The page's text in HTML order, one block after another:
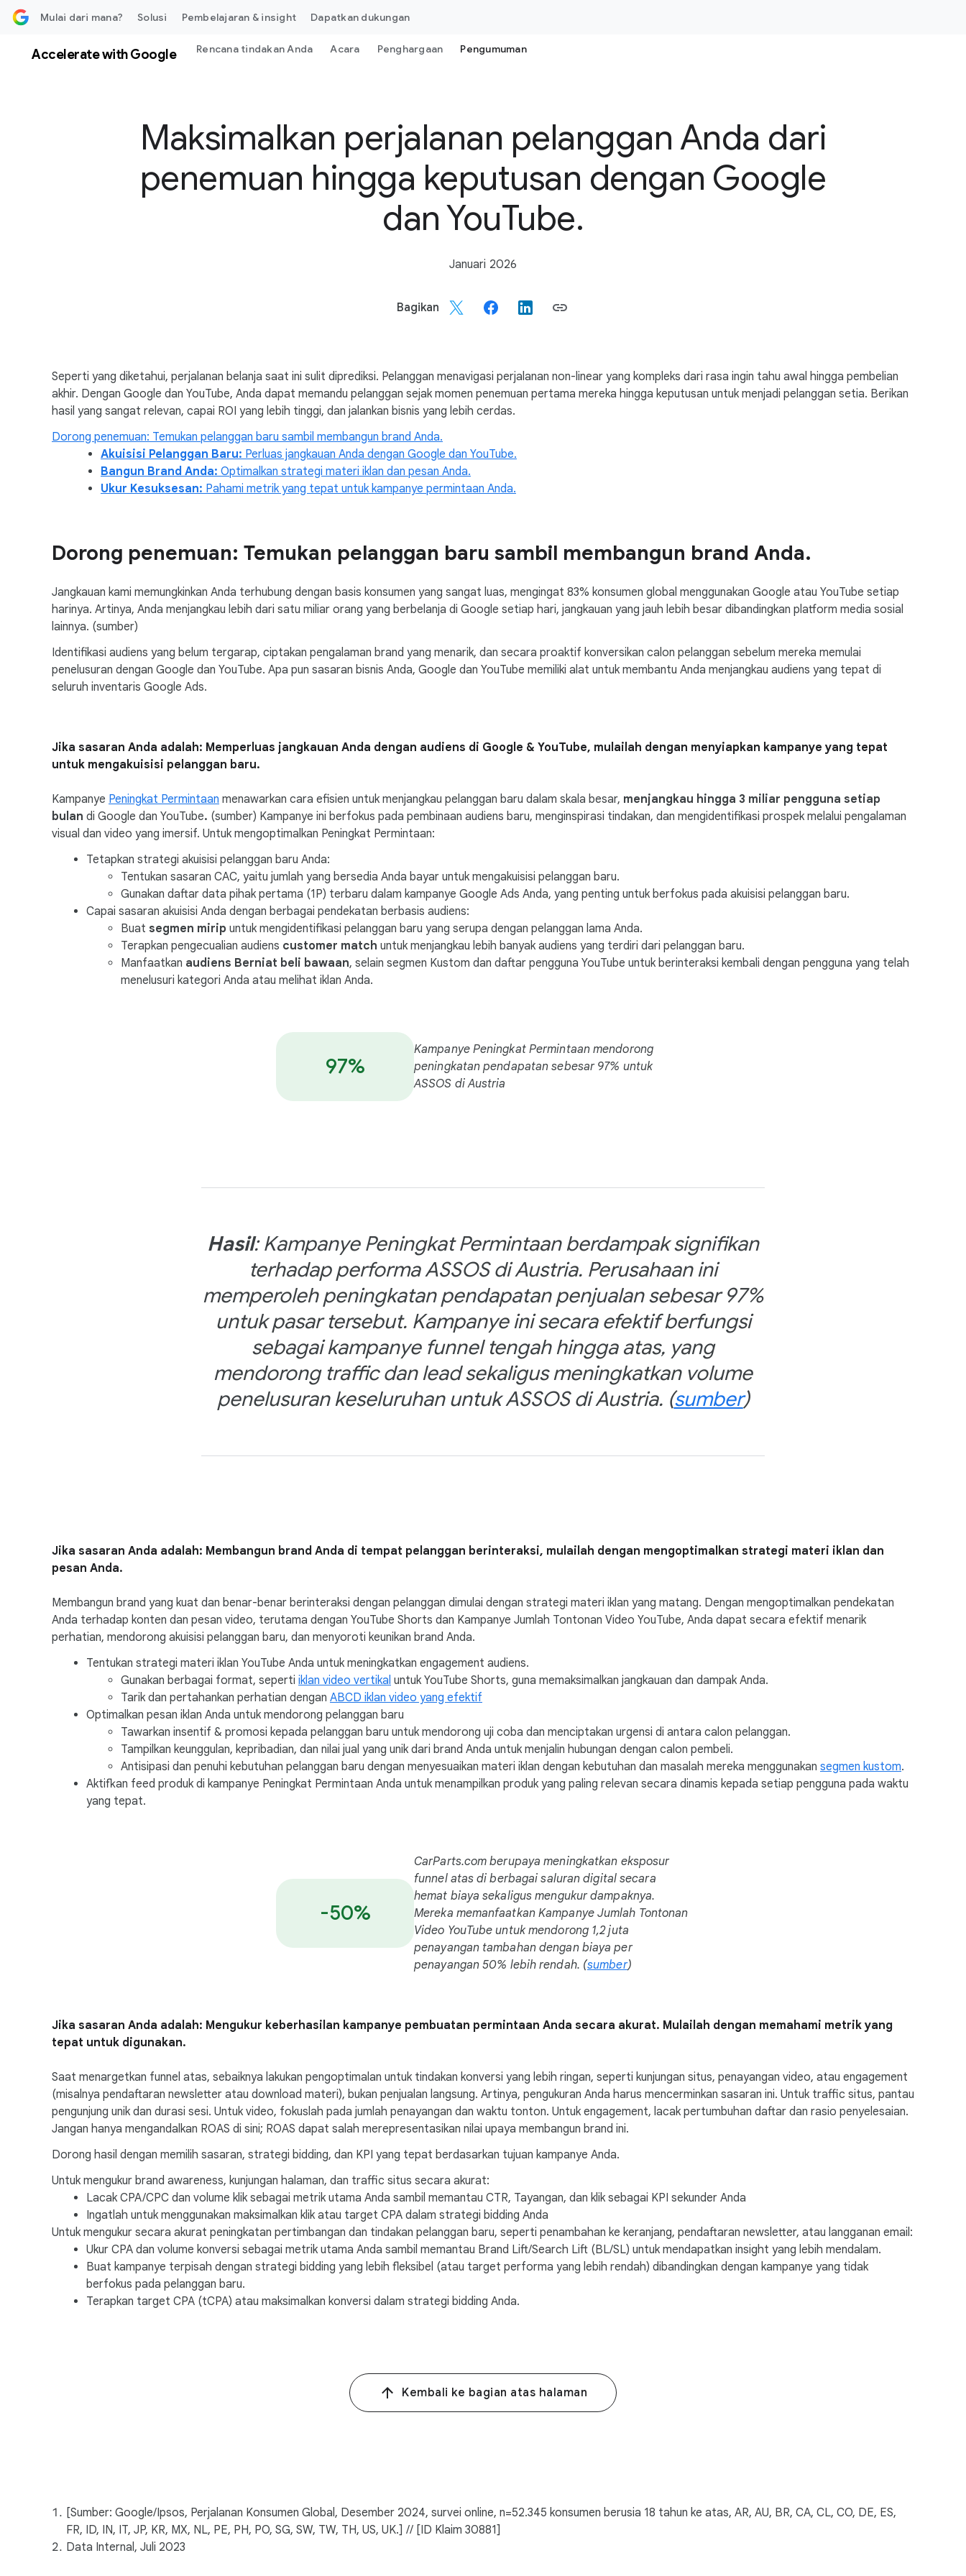
kontenMulai dari mana? Solusi Pembelajaran & insight Dapatkan dukungan
Accelerate with Google Rencana tindakan Anda Acara Penghargaan Pengumuman
Maksimalkan perjalanan pelanggan Anda dari
penemuan hingga keputusan dengan Google
dan YouTube.
Januari 2026
a
l
o
d
u
l
e
Bagikan
Seperti yang diketahui, perjalanan belanja saat ini sulit diprediksi. Pelanggan menavigasi perjalanan non-linear yang kompleks dari rasa ingin tahu awal hingga pembelian
akhir. Dengan Google dan YouTube, Anda dapat memandu pelanggan sejak momen penemuan pertama mereka hingga keputusan untuk menjadi pelanggan setia. Berikan
hasil yang sangat relevan, capai ROI yang lebih tinggi, dan jalankan bisnis yang lebih cerdas.
Dorong penemuan: Temukan pelanggan baru sambil membangun brand Anda.
Akuisisi Pelanggan Baru: Perluas jangkauan Anda dengan Google dan YouTube.
Bangun Brand Anda: Optimalkan strategi materi iklan dan pesan Anda.
Ukur Kesuksesan: Pahami metrik yang tepat untuk kampanye permintaan Anda.
Dorong penemuan: Temukan pelanggan baru sambil membangun brand Anda.
Jangkauan kami memungkinkan Anda terhubung dengan basis konsumen yang sangat luas, mengingat 83% konsumen global menggunakan Google atau YouTube setiap
harinya. Artinya, Anda menjangkau lebih dari satu miliar orang yang berbelanja di Google setiap hari, jangkauan yang jauh lebih besar dibandingkan platform media sosial
lainnya. (sumber)
Identifikasi audiens yang belum tergarap, ciptakan pengalaman brand yang menarik, dan secara proaktif konversikan calon pelanggan sebelum mereka memulai
penelusuran dengan Google dan YouTube. Apa pun sasaran bisnis Anda, Google dan YouTube memiliki alat untuk membantu Anda menjangkau audiens yang tepat di
seluruh inventaris Google Ads.
Jika sasaran Anda adalah: Memperluas jangkauan Anda dengan audiens di Google & YouTube, mulailah dengan menyiapkan kampanye yang tepat
untuk mengakuisisi pelanggan baru.
Kampanye Peningkat Permintaan menawarkan cara efisien untuk menjangkau pelanggan baru dalam skala besar, menjangkau hingga 3 miliar pengguna setiap
bulan di Google dan YouTube. (sumber) Kampanye ini berfokus pada pembinaan audiens baru, menginspirasi tindakan, dan mengidentifikasi prospek melalui pengalaman
visual dan video yang imersif. Untuk mengoptimalkan Peningkat Permintaan:
Tetapkan strategi akuisisi pelanggan baru Anda:
Tentukan sasaran CAC, yaitu jumlah yang bersedia Anda bayar untuk mengakuisisi pelanggan baru.
Gunakan daftar data pihak pertama (1P) terbaru dalam kampanye Google Ads Anda, yang penting untuk berfokus pada akuisisi pelanggan baru.
Capai sasaran akuisisi Anda dengan berbagai pendekatan berbasis audiens:
Buat segmen mirip untuk mengidentifikasi pelanggan baru yang serupa dengan pelanggan lama Anda.
Terapkan pengecualian audiens customer match untuk menjangkau lebih banyak audiens yang terdiri dari pelanggan baru.
Manfaatkan audiens Berniat beli bawaan, selain segmen Kustom dan daftar pengguna YouTube untuk berinteraksi kembali dengan pengguna yang telah
menelusuri kategori Anda atau melihat iklan Anda.
97%
Kampanye Peningkat Permintaan mendorong
peningkatan pendapatan sebesar 97% untuk
ASSOS di Austria
Hasil: Kampanye Peningkat Permintaan berdampak signifikan
terhadap performa ASSOS di Austria. Perusahaan ini
memperoleh peningkatan pendapatan penjualan sebesar 97%
untuk pasar tersebut. Kampanye ini secara efektif berfungsi
sebagai kampanye funnel tengah hingga atas, yang
mendorong traffic dan lead sekaligus meningkatkan volume
penelusuran keseluruhan untuk ASSOS di Austria. (sumber)
Jika sasaran Anda adalah: Membangun brand Anda di tempat pelanggan berinteraksi, mulailah dengan mengoptimalkan strategi materi iklan dan
pesan Anda.
Membangun brand yang kuat dan benar-benar berinteraksi dengan pelanggan dimulai dengan strategi materi iklan yang matang. Dengan mengoptimalkan pendekatan
Anda terhadap konten dan pesan video, terutama dengan YouTube Shorts dan Kampanye Jumlah Tontonan Video YouTube, Anda dapat secara efektif menarik
perhatian, mendorong akuisisi pelanggan baru, dan menyoroti keunikan brand Anda.
Tentukan strategi materi iklan YouTube Anda untuk meningkatkan engagement audiens.
Gunakan berbagai format, seperti iklan video vertikal untuk YouTube Shorts, guna memaksimalkan jangkauan dan dampak Anda.
Tarik dan pertahankan perhatian dengan ABCD iklan video yang efektif
Optimalkan pesan iklan Anda untuk mendorong pelanggan baru
Tawarkan insentif & promosi kepada pelanggan baru untuk mendorong uji coba dan menciptakan urgensi di antara calon pelanggan.
Tampilkan keunggulan, kepribadian, dan nilai jual yang unik dari brand Anda untuk menjalin hubungan dengan calon pembeli.
Antisipasi dan penuhi kebutuhan pelanggan baru dengan menyesuaikan materi iklan dengan kebutuhan dan masalah mereka menggunakan segmen kustom.
Aktifkan feed produk di kampanye Peningkat Permintaan Anda untuk menampilkan produk yang paling relevan secara dinamis kepada setiap pengguna pada waktu
yang tepat.
-50%
CarParts.com berupaya meningkatkan eksposur
funnel atas di berbagai saluran digital secara
hemat biaya sekaligus mengukur dampaknya.
Mereka memanfaatkan Kampanye Jumlah Tontonan
Video YouTube untuk mendorong 1,2 juta
penayangan tambahan dengan biaya per
penayangan 50% lebih rendah. (sumber)
Jika sasaran Anda adalah: Mengukur keberhasilan kampanye pembuatan permintaan Anda secara akurat. Mulailah dengan memahami metrik yang
tepat untuk digunakan.
Saat menargetkan funnel atas, sebaiknya lakukan pengoptimalan untuk tindakan konversi yang lebih ringan, seperti kunjungan situs, penayangan video, atau engagement
(misalnya pendaftaran newsletter atau download materi), bukan penjualan langsung. Artinya, pengukuran Anda harus mencerminkan sasaran ini. Untuk traffic situs, pantau
pengunjung unik dan durasi sesi. Untuk video, fokuslah pada jumlah penayangan dan waktu tonton. Untuk engagement, lacak pertumbuhan daftar dan rasio penyelesaian.
Jangan hanya mengandalkan ROAS di sini; ROAS dapat salah merepresentasikan nilai upaya membangun brand ini.
Dorong hasil dengan memilih sasaran, strategi bidding, dan KPI yang tepat berdasarkan tujuan kampanye Anda.
Untuk mengukur brand awareness, kunjungan halaman, dan traffic situs secara akurat:
Lacak CPA/CPC dan volume klik sebagai metrik utama Anda sambil memantau CTR, Tayangan, dan klik sebagai KPI sekunder Anda
Ingatlah untuk menggunakan maksimalkan klik atau target CPA dalam strategi bidding Anda
Untuk mengukur secara akurat peningkatan pertimbangan dan tindakan pelanggan baru, seperti penambahan ke keranjang, pendaftaran newsletter, atau langganan email:
Ukur CPA dan volume konversi sebagai metrik utama Anda sambil memantau Brand Lift/Search Lift (BL/SL) untuk mendapatkan insight yang lebih mendalam.
Buat kampanye terpisah dengan strategi bidding yang lebih fleksibel (atau target performa yang lebih rendah) dibandingkan dengan kampanye yang tidak
berfokus pada pelanggan baru.
Terapkan target CPA (tCPA) atau maksimalkan konversi dalam strategi bidding Anda.
Kembali ke bagian atas halaman
[Sumber: Google/Ipsos, Perjalanan Konsumen Global, Desember 2024, survei online, n=52.345 konsumen berusia 18 tahun ke atas, AR, AU, BR, CA, CL, CO, DE, ES,
FR, ID, IN, IT, JP, KR, MX, NL, PE, PH, PO, SG, SW, TW, TH, US, UK.] // [ID Klaim 30881]
Data Internal, Juli 2023